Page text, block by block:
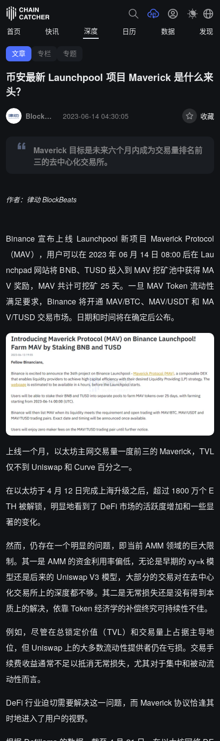
首页 快讯 深度 日历 数据 发现
文章 专栏 专题
币安最新 Launchpool 项目 Maverick 是什么来
头？
BlockBeats
2023-06-14 04:30:05 收藏
Maverick 目标是未来六个月内成为交易量排名前
三的去中心化交易所。
作者：律动 BlockBeats
Binance 宣布上线 Launchpool 新项目 Maverick Protocol
（MAV），用户可以在 2023 年 06 月 14 日 08:00 后在 Lau
nchpad 网站将 BNB、TUSD 投入到 MAV 挖矿池中获得 MA
V 奖励，MAV 共计可挖矿 25 天。一旦 MAV Token 流动性
满足要求，Binance 将开通 MAV/BTC、MAV/USDT 和 MA
V/TUSD 交易市场。日期和时间将在确定后公布。
上线一个月，以太坊主网交易量一度前三的 Maverick，TVL
仅不到 Uniswap 和 Curve 百分之一。
在以太坊于 4 月 12 日完成上海升级之后，超过 1800 万个 E
TH 被解锁，明显地看到了 DeFi 市场的活跃度增加和一些显
著的变化。
然而，仍存在一个明显的问题，即当前 AMM 领域的巨大限
制。其一是 AMM 的资金利用率偏低，无论是早期的 xy=k 模
型还是后来的 Uniswap V3 模型，大部分的交易对在去中心
化交易所上的深度都不够。其二是无常损失还是没有得到本
质上的解决，依靠 Token 经济学的补偿终究可持续性不佳。
例如，尽管在总锁定价值（TVL）和交易量上占据主导地
位，但 Uniswap 上的大多数流动性提供者仍在亏损。交易手
续费收益通常不足以抵消无常损失，尤其对于集中和被动流
动性而言。
DeFi 行业迫切需要解决这一问题，而 Maverick 协议恰逢其
时地进入了用户的视野。